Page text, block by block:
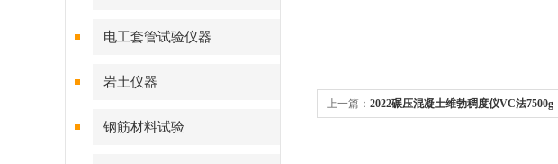
电工套管试验仪器
岩土仪器
钢筋材料试验
上一篇： 2022碾压混凝土维勃稠度仪VC法7500g